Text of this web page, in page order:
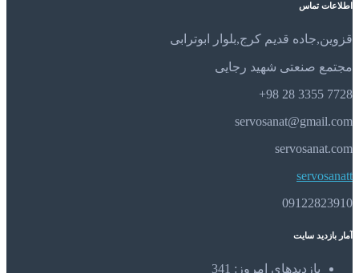
اطلاعات تماس
قزوین,جاده قدیم کرج,بلوار ابوترابی
مجتمع صنعتی شهید رجایی
7728 3355 28 98+
servosanat@gmail.com
servosanat.com
servosanatt
09122823910
آمار بازدید سایت
بازدیدهای امروز: 341